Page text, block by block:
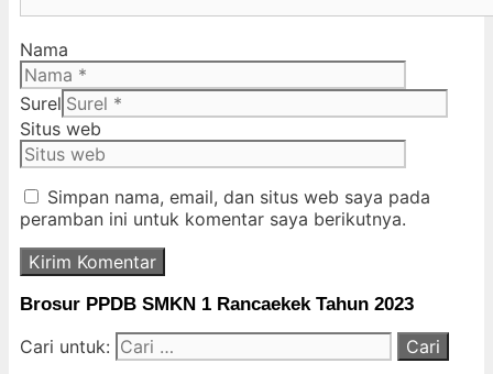
Nama
Surel
Situs web
Simpan nama, email, dan situs web saya pada
peramban ini untuk komentar saya berikutnya.
Brosur PPDB SMKN 1 Rancaekek Tahun 2023
Cari untuk: